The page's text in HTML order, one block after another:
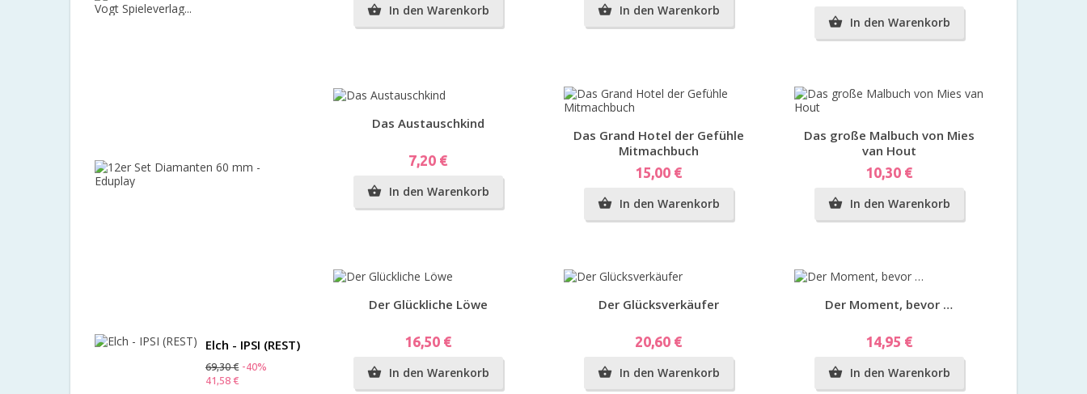
Detektive
Spieleverlag...
Elch - IPSI (REST)
69,30 € -40%
41,58 €
 In den Warenkorb  In den Warenkorb
 In den Warenkorb
Vorschau
Das Austauschkind
Preis
7,20 €
 In den Warenkorb
Vorschau
Das Grand Hotel der Gefühle
Mitmachbuch
Preis
15,00 €
 In den Warenkorb
Vorschau
Das große Malbuch von Mies
van Hout
Preis
10,30 €
 In den Warenkorb
Vorschau
Der Glückliche Löwe
Preis
16,50 €
 In den Warenkorb
Vorschau
Der Glücksverkäufer
Preis
20,60 €
 In den Warenkorb
Vorschau
Der Moment, bevor …
Preis
14,95 €
 In den Warenkorb